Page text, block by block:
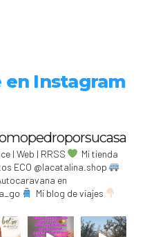
en Instagram
| Web | RRSS
Mi tienda
ECO @lacatalina.shop
en
Mi blog de viajes